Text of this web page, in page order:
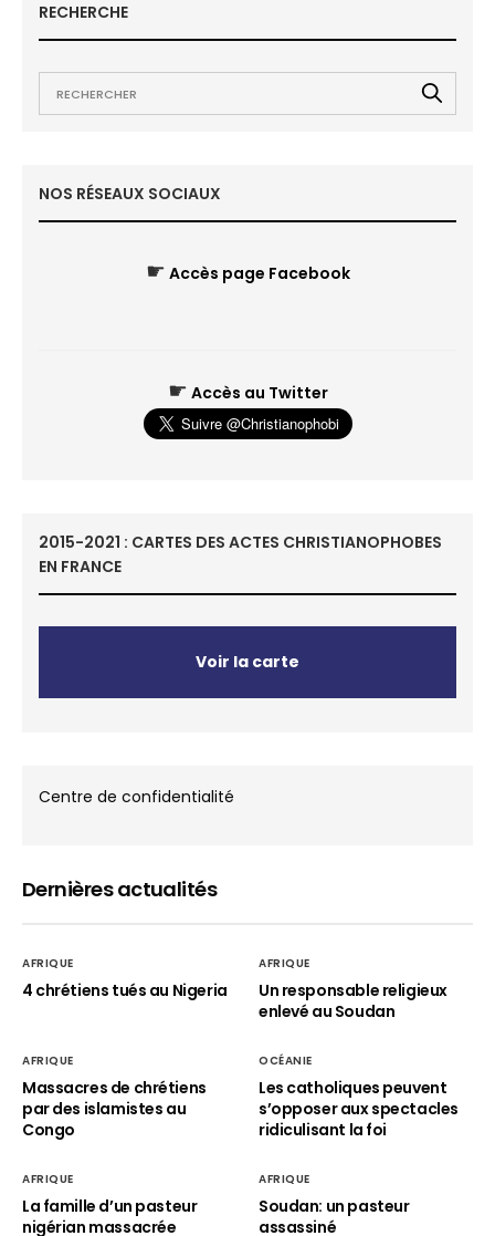
RECHERCHE
NOS RÉSEAUX SOCIAUX
☛ Accès page Facebook
☛ Accès au Twitter
2015-2021 : CARTES DES ACTES CHRISTIANOPHOBES
EN FRANCE
Voir la carte
Centre de confidentialité
Dernières actualités
AFRIQUE
4 chrétiens tués au Nigeria
AFRIQUE
Un responsable religieux
enlevé au Soudan
AFRIQUE
Massacres de chrétiens
par des islamistes au
Congo
OCÉANIE
Les catholiques peuvent
s’opposer aux spectacles
ridiculisant la foi
AFRIQUE
La famille d’un pasteur
nigérian massacrée
AFRIQUE
Soudan: un pasteur
assassiné